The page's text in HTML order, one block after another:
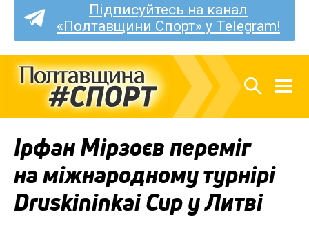
Підписуйтесь на канал
«Полтавщини Спорт» у Telegram!
Ірфан Мірзоєв переміг
на міжнародному турнірі
Druskininkai Cup у Литві